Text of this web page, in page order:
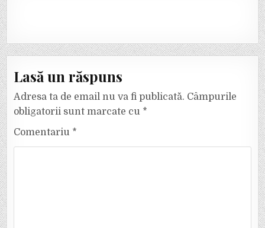
Lasă un răspuns
Adresa ta de email nu va fi publicată. Câmpurile
obligatorii sunt marcate cu *
Comentariu *